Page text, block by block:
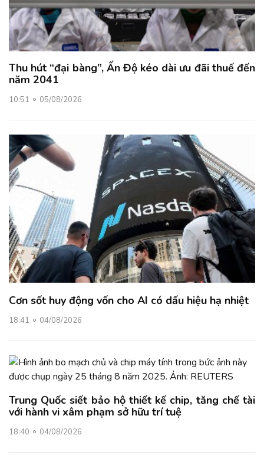
Thu hút “đại bàng”, Ấn Độ kéo dài ưu đãi thuế đến
năm 2041
10:51 05/08/2026
Cơn sốt huy động vốn cho AI có dấu hiệu hạ nhiệt
18:41 04/08/2026
Trung Quốc siết bảo hộ thiết kế chip, tăng chế tài
với hành vi xâm phạm sở hữu trí tuệ
18:40 04/08/2026